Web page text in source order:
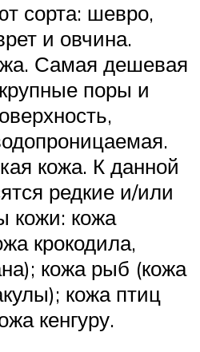
сорта: шевро,
и овчина.
Самая дешевая
поры и
кожа. К данной
редкие и/или
кожи: кожа
крокодила,
кожа рыб (кожа
кожа птиц
кенгуру.